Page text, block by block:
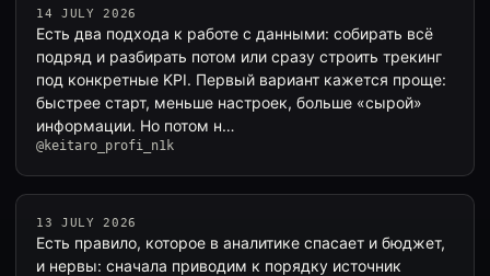
14 JULY 2026
Есть два подхода к работе с данными: собирать всё
подряд и разбирать потом или сразу строить трекинг
под конкретные KPI. Первый вариант кажется проще:
быстрее старт, меньше настроек, больше «сырой»
информации. Но потом н…
@keitaro_profi_n1k
13 JULY 2026
Есть правило, которое в аналитике спасает и бюджет,
и нервы: сначала приводим к порядку источник